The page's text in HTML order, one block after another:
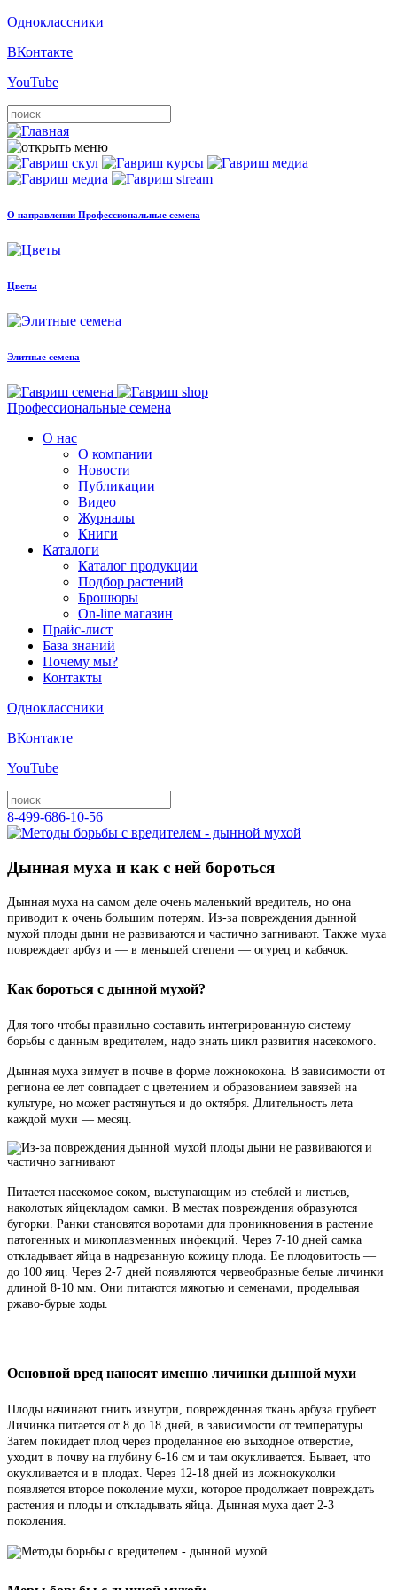
Одноклассники
ВКонтакте
YouTube
О направлении Профессиональные семена
Цветы
Элитные семена
Профессиональные семена
О нас
О компании
Новости
Публикации
Видео
Журналы
Книги
Каталоги
Каталог продукции
Подбор растений
Брошюры
On-line магазин
Прайс-лист
База знаний
Почему мы?
Контакты
Одноклассники
ВКонтакте
YouTube
8-499-686-10-56
Дынная муха и как с ней бороться
Дынная муха на самом деле очень маленький вредитель, но она
приводит к очень большим потерям. Из-за повреждения дынной
мухой плоды дыни не развиваются и частично загнивают. Также муха
повреждает арбуз и — в меньшей степени — огурец и кабачок.
Как бороться с дынной мухой?
Для того чтобы правильно составить интегрированную систему
борьбы с данным вредителем, надо знать цикл развития насекомого.
Дынная муха зимует в почве в форме ложнококона. В зависимости от
региона ее лет совпадает с цветением и образованием завязей на
культуре, но может растянуться и до октября. Длительность лета
каждой мухи — месяц.
Питается насекомое соком, выступающим из стеблей и листьев,
наколотых яйцекладом самки. В местах повреждения образуются
бугорки. Ранки становятся воротами для проникновения в растение
патогенных и микоплазменных инфекций. Через 7-10 дней самка
откладывает яйца в надрезанную кожицу плода. Ее плодовитость —
до 100 яиц. Через 2-7 дней появляются червеобразные белые личинки
длиной 8-10 мм. Они питаются мякотью и семенами, проделывая
ржаво-бурые ходы.
Основной вред наносят именно личинки дынной мухи
Плоды начинают гнить изнутри, поврежденная ткань арбуза грубеет.
Личинка питается от 8 до 18 дней, в зависимости от температуры.
Затем покидает плод через проделанное ею выходное отверстие,
уходит в почву на глубину 6-16 см и там окукливается. Бывает, что
окукливается и в плодах. Через 12-18 дней из ложнокуколки
появляется второе поколение мухи, которое продолжает повреждать
растения и плоды и откладывать яйца. Дынная муха дает 2-3
поколения.